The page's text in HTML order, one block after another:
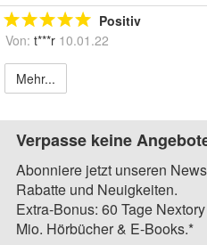
Positiv
Von: t***r 10.01.22
Mehr...
Verpasse keine
Abonniere jetzt unseren
Rabatte und Neuigkeiten.
Extra-Bonus: 60 Tage
Mio. Hörbücher & E-Books.*